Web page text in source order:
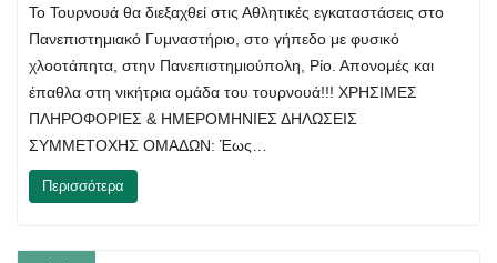
Το Τουρνουά θα διεξαχθεί στις Αθλητικές εγκαταστάσεις στο
Πανεπιστημιακό Γυμναστήριο, στο γήπεδο με φυσικό
χλοοτάπητα, στην Πανεπιστημιούπολη, Ρίο. Απονομές και
έπαθλα στη νικήτρια ομάδα του τουρνουά!!! ΧΡΗΣΙΜΕΣ
ΠΛΗΡΟΦΟΡΙΕΣ & ΗΜΕΡΟΜΗΝΙΕΣ ΔΗΛΩΣΕΙΣ
ΣΥΜΜΕΤΟΧΗΣ ΟΜΑΔΩΝ: Έως…
Περισσότερα